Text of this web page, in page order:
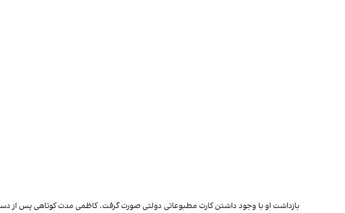
بازداشت او با وجود داشتن کارت مطبوعاتی دولتی صورت گرفت. کاظمی مدت کوتاهی پس از